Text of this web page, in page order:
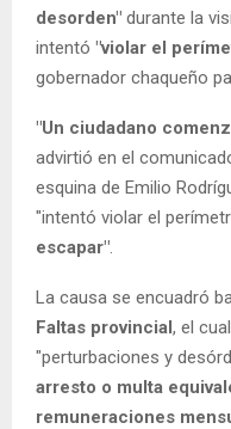
desorden" durante la
intentó "violar el
gobernador chaqueño
"Un ciudadano
advirtió en el
esquina de Emilio
"intentó violar el
escapar".
La causa se encuadró
Faltas provincial, el
"perturbaciones y
arresto o multa
remuneraciones